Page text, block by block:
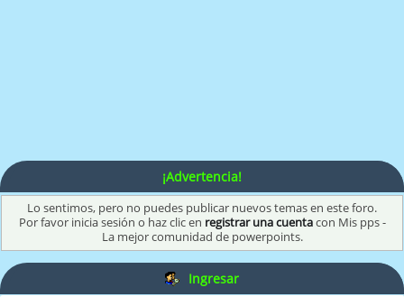
¡Advertencia!
Lo sentimos, pero no puedes publicar nuevos temas en este foro.
Por favor inicia sesión o haz clic en registrar una cuentacon Mis pps -
La mejor comunidad de powerpoints.
Ingresar